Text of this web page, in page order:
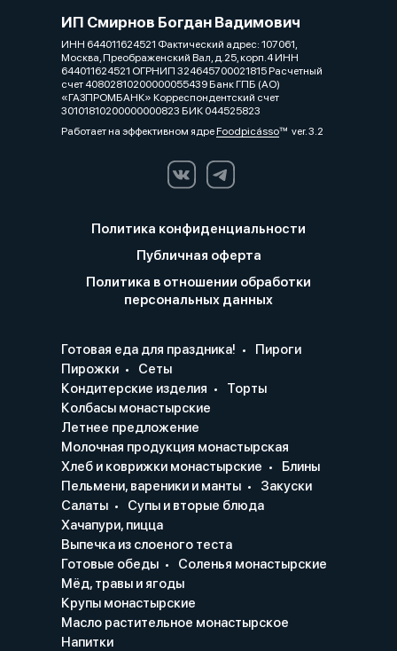
ИП Смирнов Богдан Вадимович
ИНН 644011624521 Фактический адрес: 107061,
Москва, Преображенский Вал, д.25, корп.4 ИНН
644011624521 ОГРНИП 324645700021815 Расчетный
счет 40802810200000055439 Банк ГПБ (АО)
«ГАЗПРОМБАНК» Корреспондентский счет
30101810200000000823 БИК 044525823
Работает на эффективном ядреFoodpicássover. 3.2
Политика конфиденциальности
Публичная оферта
Политика в отношении обработки
персональных данных
Готовая еда для праздника!
Пироги
Пирожки
Сеты
Кондитерские изделия
Торты
Колбасы монастырские
Летнее предложение
Молочная продукция монастырская
Хлеб и коврижки монастырские
Блины
Пельмени, вареники и манты
Закуски
Салаты
Супы и вторые блюда
Хачапури, пицца
Выпечка из слоеного теста
Готовые обеды
Соленья монастырские
Мёд, травы и ягоды
Крупы монастырские
Масло растительное монастырское
Напитки